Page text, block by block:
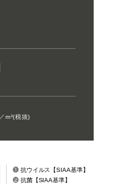
／m²(税抜)
❶ 抗ウイルス【SIAA基準】
❷ 抗菌【SIAA基準】